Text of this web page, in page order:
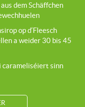
dem Schäffchen
op d‘Fleesch
a weider 30 bis 45
carameliséiert sinn